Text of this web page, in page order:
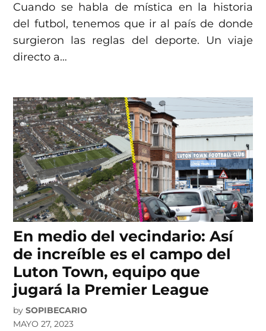
Cuando se habla de mística en la historia
del futbol, tenemos que ir al país de donde
surgieron las reglas del deporte. Un viaje
directo a…
En medio del vecindario: Así
de increíble es el campo del
Luton Town, equipo que
jugará la Premier League
by SOPIBECARIO
MAYO 27, 2023